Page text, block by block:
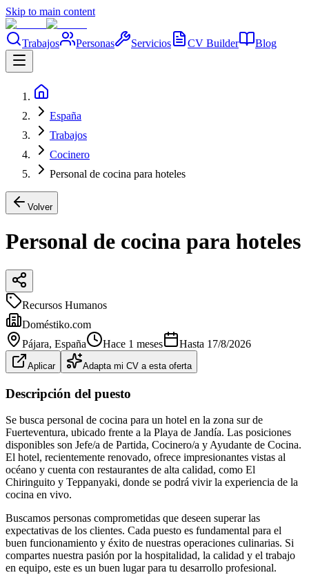
Skip to main content
Trabajos Personas Servicios CV Builder Blog
España
Trabajos
Cocinero
Personal de cocina para hoteles
Volver
Personal de cocina para hoteles
Recursos Humanos
Doméstiko.com
Pájara, España Hace 1 meses Hasta 17/8/2026
Aplicar Adapta mi CV a esta oferta
Descripción del puesto
Se busca personal de cocina para un hotel en la zona sur de
Fuerteventura, ubicado frente a la Playa de Jandía. Las posiciones
disponibles son Jefe/a de Partida, Cocinero/a y Ayudante de Cocina.
El hotel, recientemente renovado, ofrece impresionantes vistas al
océano y cuenta con restaurantes de alta calidad, como El
Chiringuito y Teppanyaki, donde se podrá vivir la experiencia de la
cocina en vivo.
Buscamos personas comprometidas que deseen superar las
expectativas de los clientes. Cada puesto es fundamental para el
buen funcionamiento y éxito de nuestras operaciones culinarias. Si
compartes nuestra pasión por la hospitalidad, la calidad y el trabajo
en equipo, este es un buen lugar para tu desarrollo profesional.